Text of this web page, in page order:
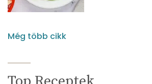
Még több cikk